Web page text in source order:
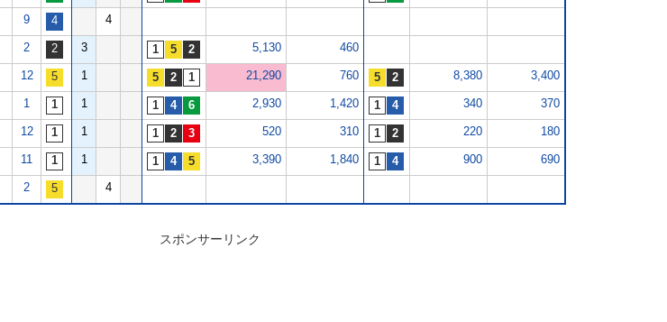
9 4
2 3 5,130 460
12 1 21,290 760 8,380 3,400
1 1 2,930 1,420 340 370
12 1 520 310 220 180
11 1 3,390 1,840 900 690
2 4
スポンサーリンク